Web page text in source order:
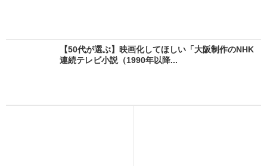
【50代が選ぶ】映画化してほしい「大阪制作のNHK
連続テレビ小説（1990年以降...